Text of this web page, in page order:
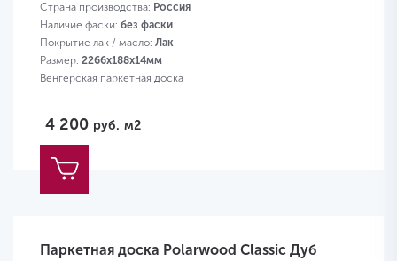
Страна производства: Россия
Наличие фаски: без фаски
Покрытие лак / масло: Лак
Размер: 2266х188х14мм
Венгерская паркетная доска
4 200 руб. м2
Паркетная доска Polarwood Classic Дуб